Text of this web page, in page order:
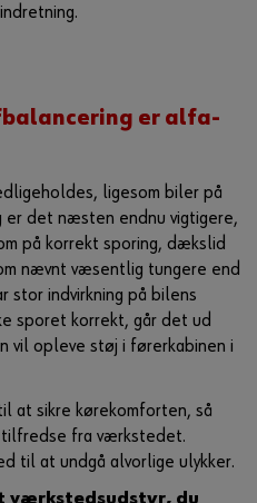
er alfa-
ligesom biler på
det næsten endnu vigtigere,
på korrekt sporing, dækslid
nævnt væsentlig tungere end
stor indvirkning på bilens
sporet korrekt, går det ud
vil opleve støj i førerkabinen i
at sikre kørekomforten, så
tilfredse fra værkstedet.
til at undgå alvorlige ulykker.
værkstedsudstyr, du